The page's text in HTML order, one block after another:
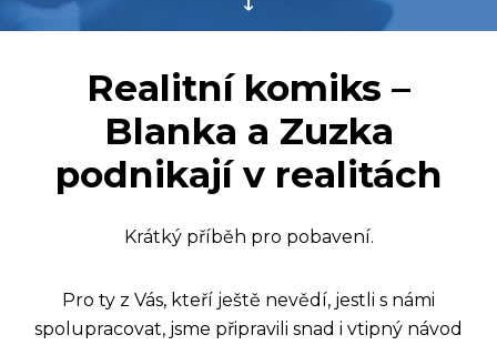
Realitní komiks –
Blanka a Zuzka
podnikají v realitách
Krátký příběh pro pobavení.
Pro ty z Vás, kteří ještě nevědí, jestli s námi
spolupracovat, jsme připravili snad i vtipný návod